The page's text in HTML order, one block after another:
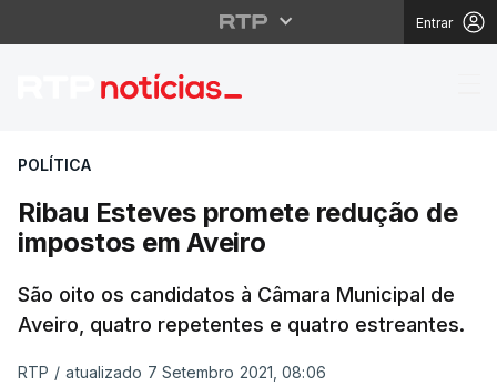
Entrar
Ribau Esteves
POLÍTICA
Ribau Esteves promete redução de
impostos em Aveiro
São oito os candidatos à Câmara Municipal de
Aveiro, quatro repetentes e quatro estreantes.
RTP / atualizado 7 Setembro 2021, 08:06